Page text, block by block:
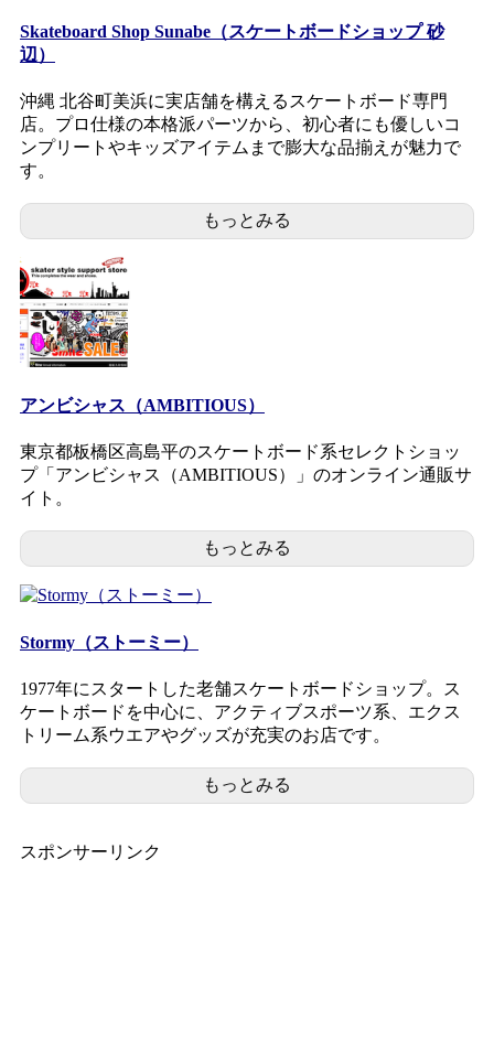
Skateboard Shop Sunabe（スケートボードショップ 砂
辺）
沖縄 北谷町美浜に実店舗を構えるスケートボード専門
店。プロ仕様の本格派パーツから、初心者にも優しいコ
ンプリートやキッズアイテムまで膨大な品揃えが魅力で
す。
もっとみる
アンビシャス（AMBITIOUS）
東京都板橋区高島平のスケートボード系セレクトショッ
プ「アンビシャス（AMBITIOUS）」のオンライン通販サ
イト。
もっとみる
Stormy（ストーミー）
1977年にスタートした老舗スケートボードショップ。ス
ケートボードを中心に、アクティブスポーツ系、エクス
トリーム系ウエアやグッズが充実のお店です。
もっとみる
スポンサーリンク